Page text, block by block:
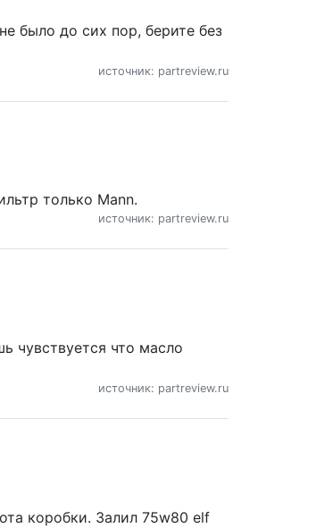
было до сих пор, берите без
источник: partreview.ru
только Mann.
источник: partreview.ru
чувствуется что масло
источник: partreview.ru
коробки. Залил 75w80 elf